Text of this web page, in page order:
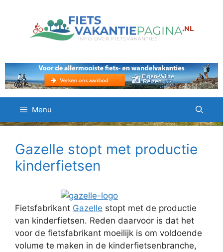
Menu
Gazelle stopt met productie
kinderfietsen
Fietsfabrikant Gazelle stopt met de productie
van kinderfietsen. Reden daarvoor is dat het
voor de fietsfabrikant moeilijk is om voldoende
volume te maken in de kinderfietsenbranche,